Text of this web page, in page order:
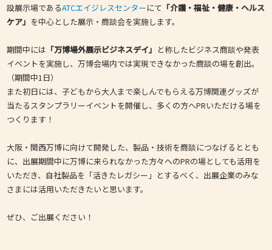
設展示場であるATCエイジレスセンターにて 「介護・福祉・健康・ヘルス
ケア」 を中心とした展示・商談会を実施します。
期間中には 「万博場外展示ビジネスデイ」 と称したビジネス商談や発表
イベントを実施し、万博会場内では実現できなかった商談の場を創出。
（期間中1日）
また初日には、子どもから大人まで楽しんでもらえる万博関連グッズが
当たるスタンプラリーイベントを開催し、多くの方へPRいただける場を
つくります！
大阪・関西万博に向けて開発した、製品・技術を商談につなげるととも
に、出展期間中に万博に来られなかった方々へのPRの場としても活用を
いただき、自社製品を「活きたレガシー」とするべく、出展企業のみな
さまには活用いただきたいと思います。
ぜひ、ご出展ください！